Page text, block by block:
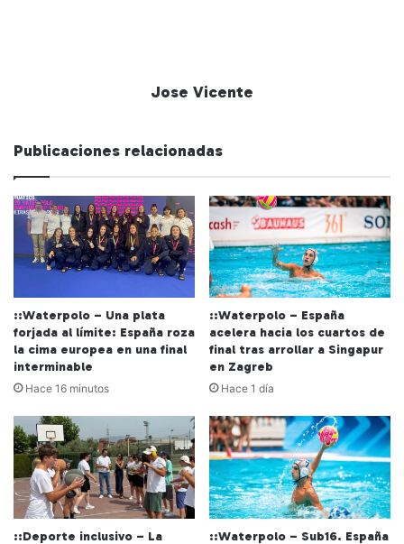
Jose Vicente
Publicaciones relacionadas
::Waterpolo – Una plata
forjada al límite: España roza
la cima europea en una final
interminable
Hace 16 minutos
::Waterpolo – España
acelera hacia los cuartos de
final tras arrollar a Singapur
en Zagreb
Hace 1 día
::Deporte inclusivo – La
::Waterpolo – Sub16. España